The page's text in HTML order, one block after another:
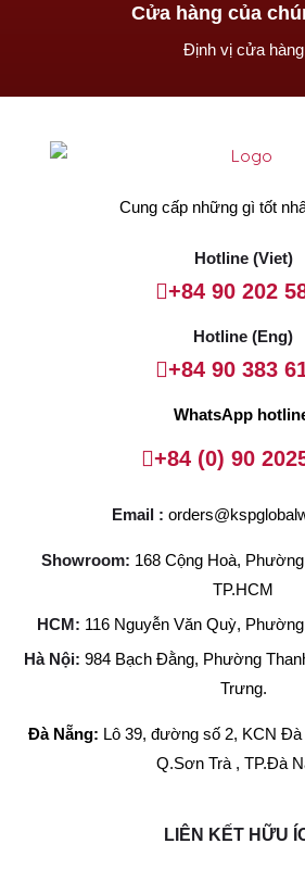
Cửa hàng của
Định vị cửa hàng
Cung cấp những gì tốt
Hotline (Viet)
+84 90 202
Hotline (Eng)
+84 90 383
WhatsApp
+84 (0) 90
Email :
Showroom: 168 Cộng Hoà,
TP.HCM
HCM: 116 Nguyễn Văn Quỳ,
Hà Nội: 984 Bạch Đằng, Phường
Trưng.
Đà Nẵng: Lô 39, đường số 2, KCN Đà
Q.Sơn Trà , TP.Đà
LIÊN KẾT HỮU